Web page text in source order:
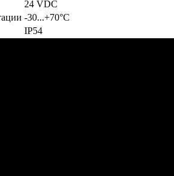
24 VDC
-30...+70°C
IP54